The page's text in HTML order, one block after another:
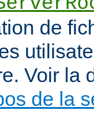
de
Voir la
de la